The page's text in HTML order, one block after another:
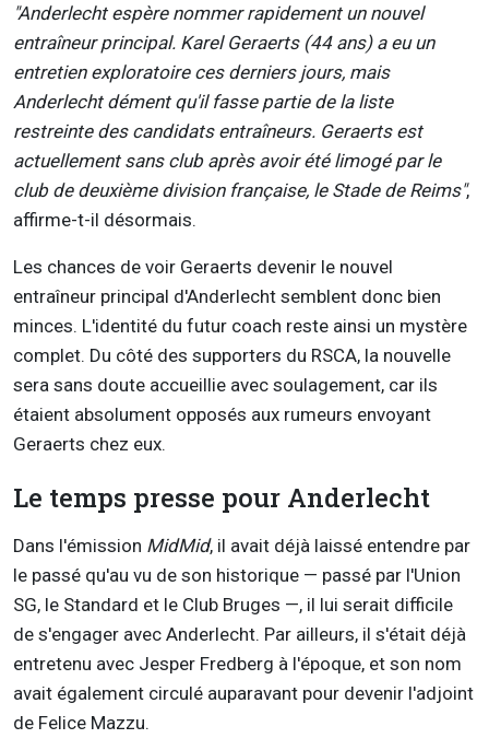
"Anderlecht espère nommer rapidement un nouvel
entraîneur principal. Karel Geraerts (44 ans) a eu un
entretien exploratoire ces derniers jours, mais
Anderlecht dément qu'il fasse partie de la liste
restreinte des candidats entraîneurs. Geraerts est
actuellement sans club après avoir été limogé par le
club de deuxième division française, le Stade de Reims",
affirme-t-il désormais.
Les chances de voir Geraerts devenir le nouvel
entraîneur principal d'Anderlecht semblent donc bien
minces. L'identité du futur coach reste ainsi un mystère
complet. Du côté des supporters du RSCA, la nouvelle
sera sans doute accueillie avec soulagement, car ils
étaient absolument opposés aux rumeurs envoyant
Geraerts chez eux.
Le temps presse pour Anderlecht
Dans l'émission MidMid, il avait déjà laissé entendre par
le passé qu'au vu de son historique — passé par l'Union
SG, le Standard et le Club Bruges —, il lui serait difficile
de s'engager avec Anderlecht. Par ailleurs, il s'était déjà
entretenu avec Jesper Fredberg à l'époque, et son nom
avait également circulé auparavant pour devenir l'adjoint
de Felice Mazzu.